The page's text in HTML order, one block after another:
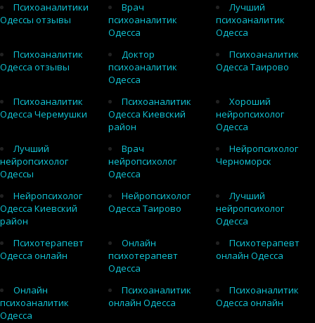
Психоаналитики
Одессы отзывы
Врач
психоаналитик
Одесса
Лучший
психоаналитик
Одесса
Психоаналитик
Одесса отзывы
Доктор
психоаналитик
Одесса
Психоаналитик
Одесса Таирово
Психоаналитик
Одесса Черемушки
Психоаналитик
Одесса Киевский
район
Хороший
нейропсихолог
Одесса
Лучший
нейропсихолог
Одессы
Врач
нейропсихолог
Одесса
Нейропсихолог
Черноморск
Нейропсихолог
Одесса Киевский
район
Нейропсихолог
Одесса Таирово
Лучший
нейропсихолог
Одесса
Психотерапевт
Одесса онлайн
Онлайн
психотерапевт
Одесса
Психотерапевт
онлайн Одесса
Онлайн
психоаналитик
Одесса
Психоаналитик
онлайн Одесса
Психоаналитик
Одесса онлайн